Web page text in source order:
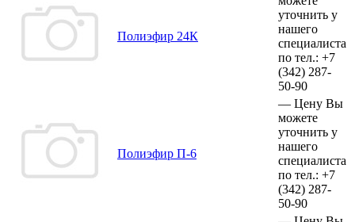
Полиэфир 24К
уточнить у
нашего
специалиста
по тел.: +7
(342) 287-
50-90
Полиэфир П-6
— Цену Вы
можете
уточнить у
нашего
специалиста
по тел.: +7
(342) 287-
50-90